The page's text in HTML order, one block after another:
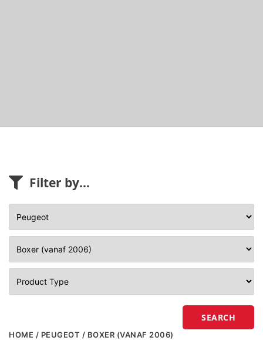
Filter by...
SEARCH
HOME / PEUGEOT / BOXER (VANAF 2006)